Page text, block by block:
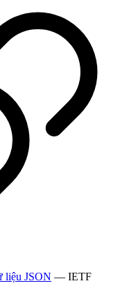
liệu JSON — IETF